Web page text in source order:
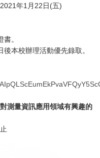
年1月22日(五)
。
本校辦理活動優先錄取。
測量資訊應用領域有興趣的